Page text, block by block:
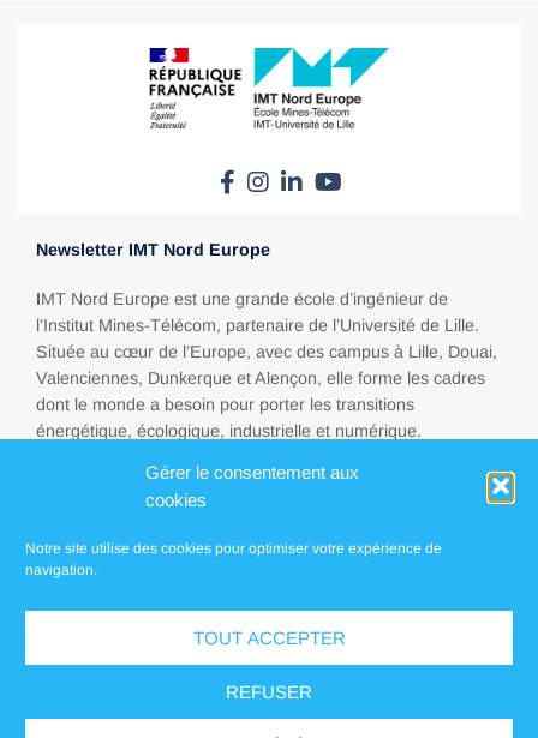
Gérer le consentement aux
cookies
Notre site utilise des cookies pour optimiser votre expérience de
navigation.
TOUT ACCEPTER
REFUSER
Newsletter IMT Nord Europe
IMT Nord Europe est une grande école d’ingénieur de
l’Institut Mines-Télécom, partenaire de l’Université de Lille.
Située au cœur de l’Europe, avec des campus à Lille, Douai,
Valenciennes, Dunkerque et Alençon, elle forme les cadres
dont le monde a besoin pour porter les transitions
énergétique, écologique, industrielle et numérique.
FAQ
Politique de confidentialité